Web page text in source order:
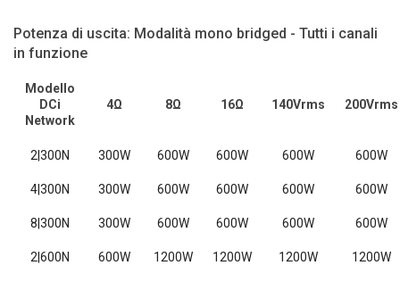
Potenza di uscita: Modalità mono bridged - Tutti i canali
in funzione
Modello
DCi
Network
4Ω 8Ω 16Ω 140Vrms 200Vrms
2|300N 300W 600W 600W 600W 600W
4|300N 300W 600W 600W 600W 600W
8|300N 300W 600W 600W 600W 600W
2|600N 600W 1200W 1200W 1200W 1200W